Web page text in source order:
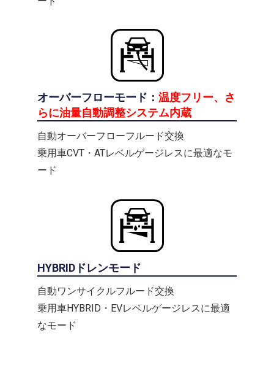
オーバーフローモード： 温度フリー、さ
らに油量自動調整システム内蔵
自動オーバーフローフルード交換
乗用車CVT・ATレベルゲージレスに最適なモ
ード
HYBRIDドレンモード
自動ワンサイクルフルード交換
乗用車HYBRID・EVレベルゲージレスに最適
なモード